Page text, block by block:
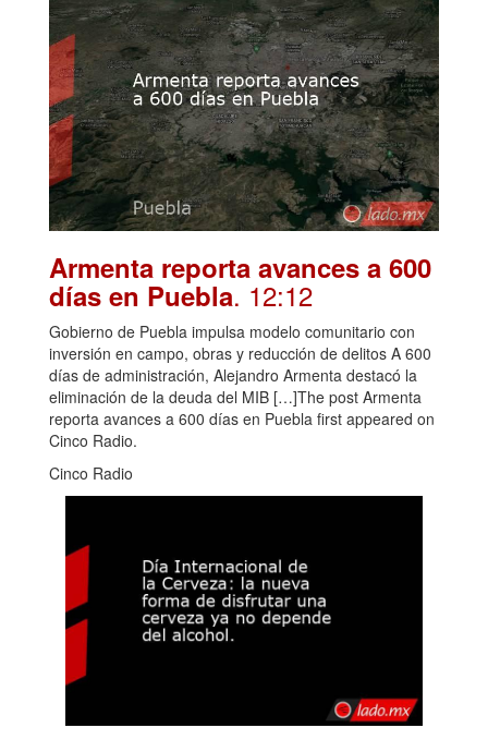
Armenta reporta avances a 600
días en Puebla. 12:12
Gobierno de Puebla impulsa modelo comunitario con
inversión en campo, obras y reducción de delitos A 600
días de administración, Alejandro Armenta destacó la
eliminación de la deuda del MIB […]The post Armenta
reporta avances a 600 días en Puebla first appeared on
Cinco Radio.
Cinco Radio